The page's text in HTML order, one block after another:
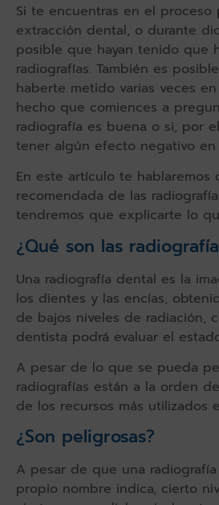
Si te encuentras en el proceso
extracción dental, o durante
posible que hayan tenido que
radiografías. También es
haberte metido varias veces
hecho que comiences a
radiografía es buena o si, por
tener algún efecto negativo
En este artículo te hablaremos
recomendada de las
tendremos que explicarte lo
¿Qué son las
Una radiografía dental es la
los dientes y las encías,
de bajos niveles de radiación,
dentista podrá evaluar el
A pesar de lo que se pueda
radiografías están a la orden
de los recursos más utilizados
¿Son peligrosas?
A pesar de que una
propio nombre indica, cierto